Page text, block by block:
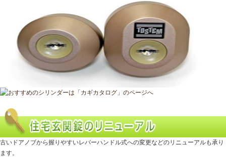
古いドアノブから握りやすいレバーハンドル式への変更などのリニューアルも承り
ます。